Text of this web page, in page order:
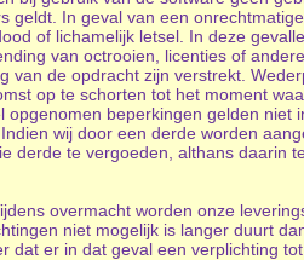
In geval van een
of lichamelijk letsel. In deze
van octrooien, licenties of
de opdracht zijn verstrekt.
op te schorten tot het moment
beperkingen gelden niet
wij door een derde worden
te vergoeden, althans daarin
overmacht worden onze
niet mogelijk is langer duurt
er in dat geval een verplichting